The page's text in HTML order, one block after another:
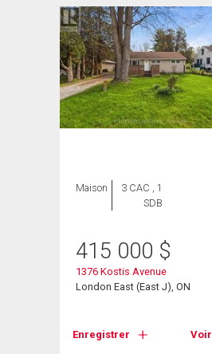
Maison
3 CAC , 1
SDB
415 000 $
1376 Kostis Avenue
London East (East J), ON
Enregistrer Voir